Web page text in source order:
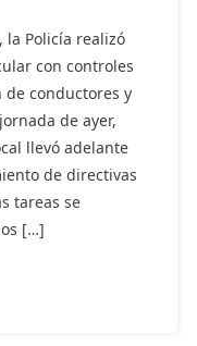
Policía realizó
con controles
conductores y
de ayer,
llevó adelante
de directivas
tareas se
[…]